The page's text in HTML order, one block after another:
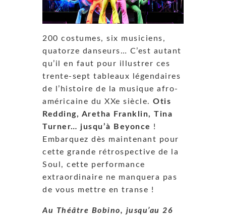
200 costumes, six musiciens,
quatorze danseurs… C’est autant
qu’il en faut pour illustrer ces
trente-sept tableaux légendaires
de l’histoire de la musique afro-
américaine du XXe siècle. Otis
Redding, Aretha Franklin, Tina
Turner… jusqu’à Beyonce !
Embarquez dès maintenant pour
cette grande rétrospective de la
Soul, cette performance
extraordinaire ne manquera pas
de vous mettre en transe !
Au Théâtre Bobino, jusqu’au 26